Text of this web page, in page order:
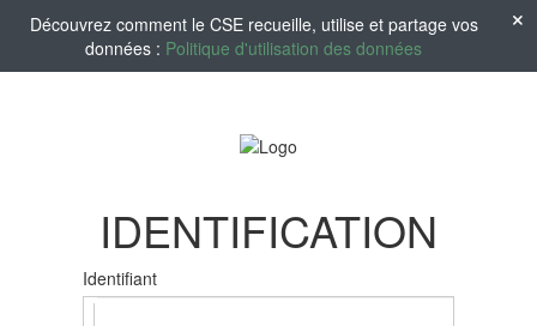
Découvrez comment le CSE recueille, utilise et partage vos
données : Politique d'utilisation des données
IDENTIFICATION
Identifiant